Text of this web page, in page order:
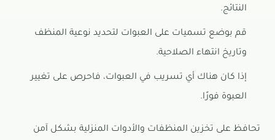
النتائج.
قم بوضع تسميات على العبوات لتحديد نوعية المنظف
وتاريخ انتهاء الصلاحية.
إذا كان هناك أي تسريب في العبوات، فاحرص على تغيير
العبوة فورًا.
تحافظ على تخزين المنظفات والأدوات المنزلية بشكل آمن